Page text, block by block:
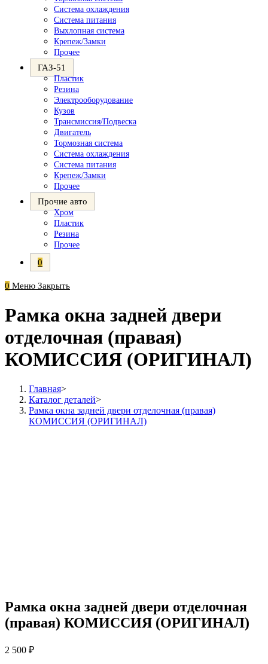
Система охлаждения
Система питания
Выхлопная система
Крепеж/Замки
Прочее
ГАЗ-51
Пластик
Резина
Электрооборудование
Кузов
Трансмиссия/Подвеска
Двигатель
Тормозная система
Система охлаждения
Система питания
Крепеж/Замки
Прочее
Прочие авто
Хром
Пластик
Резина
Прочее
0
0 Меню Закрыть
Рамка окна задней двери
отделочная (правая)
КОМИССИЯ (ОРИГИНАЛ)
Главная>
Каталог деталей>
Рамка окна задней двери отделочная (правая)
КОМИССИЯ (ОРИГИНАЛ)
Рамка окна задней двери отделочная
(правая) КОМИССИЯ (ОРИГИНАЛ)
2 500 ₽